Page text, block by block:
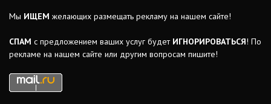
Мы ИЩЕМ желающих размещать рекламу на нашем сайте!
СПАМ с предложением ваших услуг будет ИГНОРИРОВАТЬСЯ! По
рекламе на нашем сайте или другим вопросам пишите!